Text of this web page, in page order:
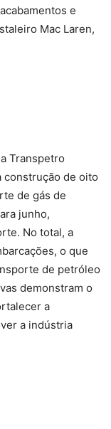
e
Mac Laren,
Transpetro
construção de oito
de gás de
junho,
No total, a
o que
de petróleo
demonstram o
a
a indústria